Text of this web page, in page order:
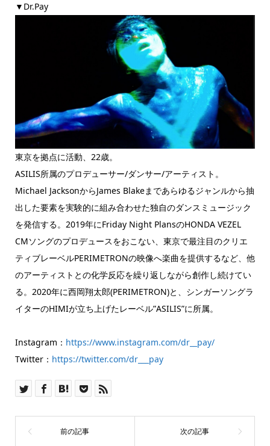
▼Dr.Pay
東京を拠点に活動、22歳。
ASILIS所属のプロデューサー/ダンサー/アーティスト。
Michael JacksonからJames Blakeまであらゆるジャンルから抽
出した要素を実験的に組み合わせた独自のダンスミュージック
を発信する。2019年にFriday Night PlansのHONDA VEZEL
CMソングのプロデュースをおこない、東京で最注目のクリエ
ティブレーベルPERIMETRONの映像へ楽曲を提供するなど、他
のアーティストとの化学反応を繰り返しながら創作し続けてい
る。2020年に西岡翔太郎(PERIMETRON)と、シンガーソングラ
イターのHIMIが立ち上げたレーベル”ASILIS”に所属。
Instagram： https://www.instagram.com/dr__pay/
Twitter： https://twitter.com/dr___pay